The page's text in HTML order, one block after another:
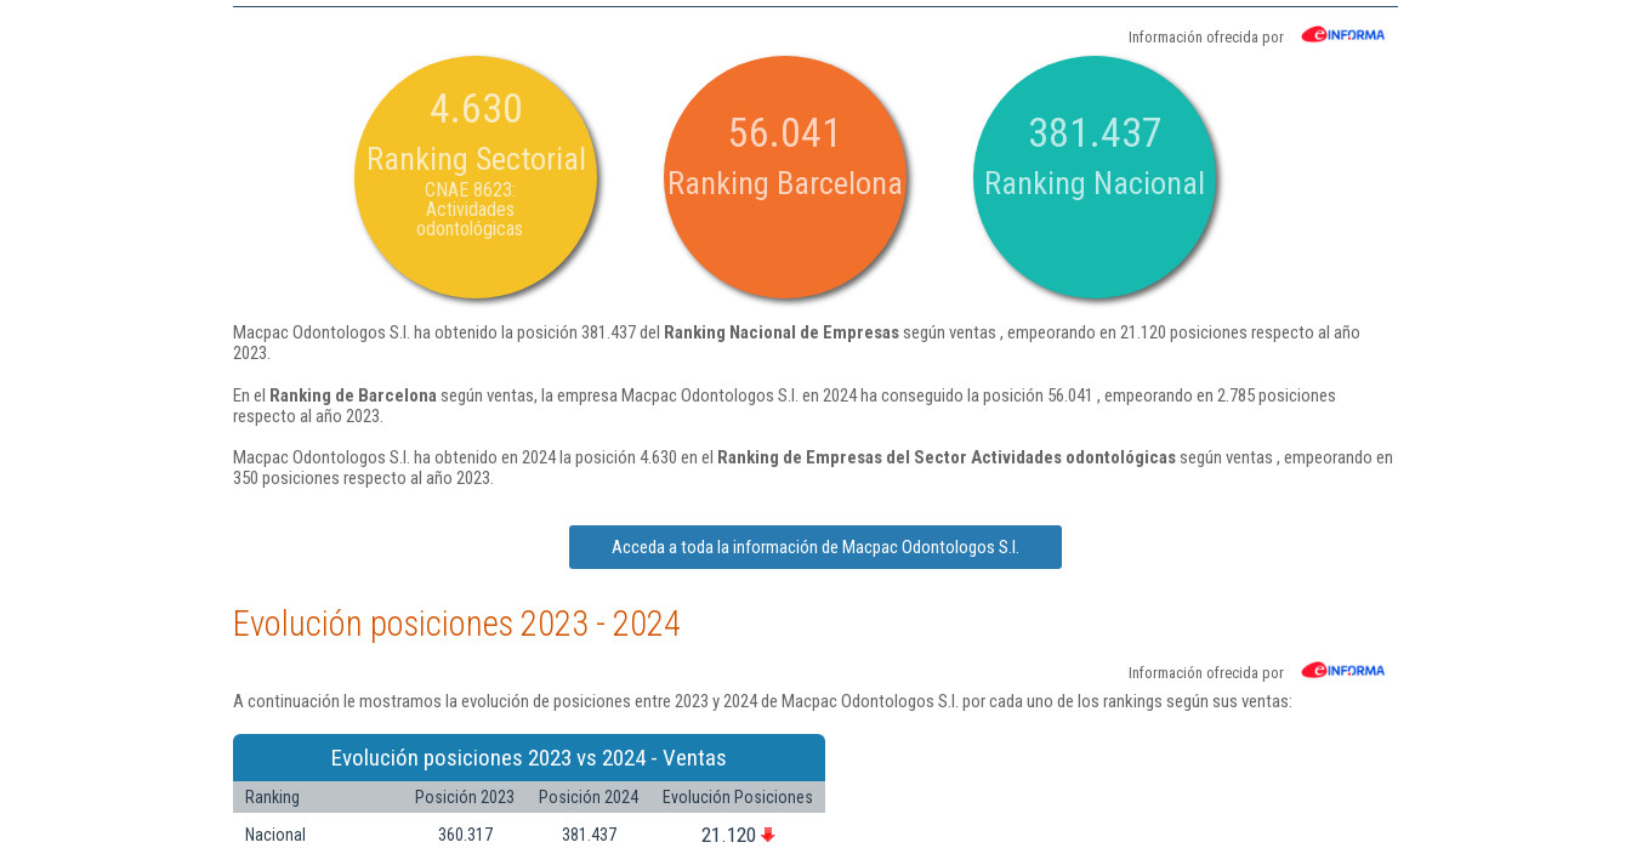
Información ofrecida por
4.630
Ranking Sectorial
CNAE 8623:
Actividades
odontológicas
56.041
Ranking Barcelona
381.437
Ranking Nacional
Macpac Odontologos S.l. ha obtenido la posición 381.437 del Ranking Nacional de Empresassegún ventas , empeorando en 21.120 posiciones respecto al año
2023.
En el Ranking de Barcelona según ventas, la empresa Macpac Odontologos S.l. en 2024 ha conseguido la posición 56.041 , empeorando en 2.785 posiciones
respecto al año 2023.
Macpac Odontologos S.l. ha obtenido en 2024 la posición 4.630 en el Ranking de Empresas del Sector Actividades odontológicassegún ventas , empeorando en
350 posiciones respecto al año 2023.
Acceda a toda la información de Macpac Odontologos S.l.
Evolución posiciones 2023 - 2024
Información ofrecida por
A continuación le mostramos la evolución de posiciones entre 2023 y 2024 de Macpac Odontologos S.l. por cada uno de los rankings según sus ventas:
Evolución posiciones 2023 vs 2024 - Ventas
Ranking Posición 2023 Posición 2024
Evolución Posiciones
Nacional
360.317 381.437 21.120